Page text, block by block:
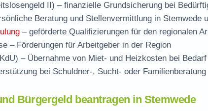
II) – finanzielle Grundsicherung bei
Beratung und Stellenvermittlung in Stemwede
– geförderte Qualifizierungen für den regionalen
– Förderungen für Arbeitgeber in der Region
– Übernahme von Miet- und Heizkosten bei Bedarf
bei Schuldner-, Sucht- oder Familienberatung
Bürgergeld beantragen in Stemwede